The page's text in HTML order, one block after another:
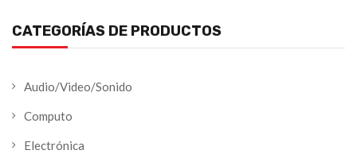
CATEGORÍAS DE PRODUCTOS
Audio/Video/Sonido
Computo
Electrónica